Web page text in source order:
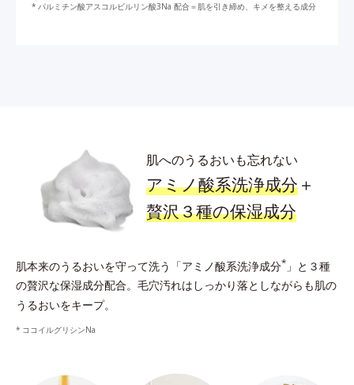
パルミチン酸アスコルビルリン酸3Na 配合＝肌を引き締め、キメを整える成分
肌へのうるおいも忘れない
アミノ酸系洗浄成分＋
贅沢３種の保湿成分
肌本来のうるおいを守って洗う「アミノ酸系洗浄成分* 」と３種
の贅沢な保湿成分配合。 毛穴汚れはしっかり落としながらも肌の
うるおいをキープ。
ココイルグリシンNa